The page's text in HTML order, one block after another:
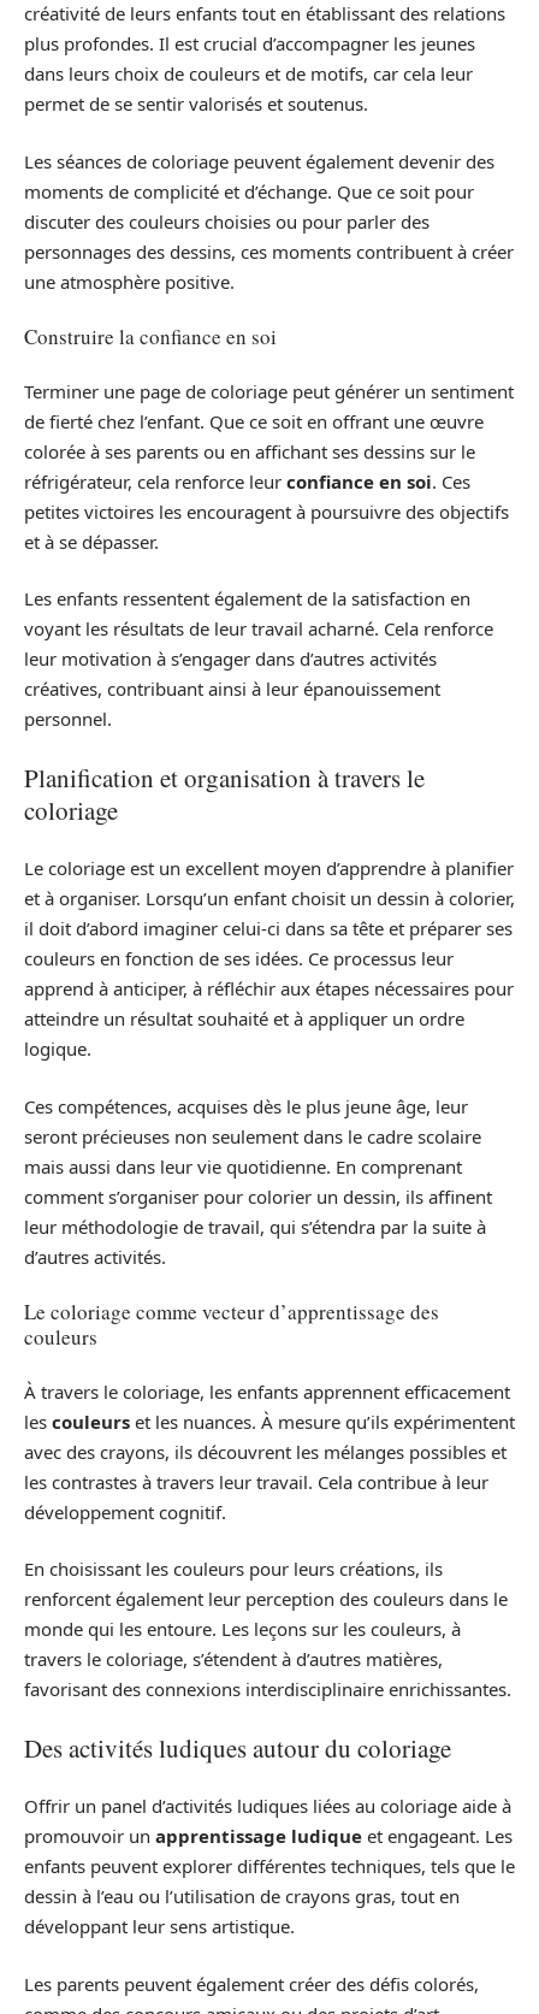
créativité de leurs enfants tout en établissant des relations
plus profondes. Il est crucial d’accompagner les jeunes
dans leurs choix de couleurs et de motifs, car cela leur
permet de se sentir valorisés et soutenus.
Les séances de coloriage peuvent également devenir des
moments de complicité et d’échange. Que ce soit pour
discuter des couleurs choisies ou pour parler des
personnages des dessins, ces moments contribuent à créer
une atmosphère positive.
Construire la confiance en soi
Terminer une page de coloriage peut générer un sentiment
de fierté chez l’enfant. Que ce soit en offrant une œuvre
colorée à ses parents ou en affichant ses dessins sur le
réfrigérateur, cela renforce leur confiance en soi. Ces
petites victoires les encouragent à poursuivre des objectifs
et à se dépasser.
Les enfants ressentent également de la satisfaction en
voyant les résultats de leur travail acharné. Cela renforce
leur motivation à s’engager dans d’autres activités
créatives, contribuant ainsi à leur épanouissement
personnel.
Planification et organisation à travers le
coloriage
Le coloriage est un excellent moyen d’apprendre à planifier
et à organiser. Lorsqu’un enfant choisit un dessin à colorier,
il doit d’abord imaginer celui-ci dans sa tête et préparer ses
couleurs en fonction de ses idées. Ce processus leur
apprend à anticiper, à réfléchir aux étapes nécessaires pour
atteindre un résultat souhaité et à appliquer un ordre
logique.
Ces compétences, acquises dès le plus jeune âge, leur
seront précieuses non seulement dans le cadre scolaire
mais aussi dans leur vie quotidienne. En comprenant
comment s’organiser pour colorier un dessin, ils affinent
leur méthodologie de travail, qui s’étendra par la suite à
d’autres activités.
Le coloriage comme vecteur d’apprentissage des
couleurs
À travers le coloriage, les enfants apprennent efficacement
les couleurs et les nuances. À mesure qu’ils expérimentent
avec des crayons, ils découvrent les mélanges possibles et
les contrastes à travers leur travail. Cela contribue à leur
développement cognitif.
En choisissant les couleurs pour leurs créations, ils
renforcent également leur perception des couleurs dans le
monde qui les entoure. Les leçons sur les couleurs, à
travers le coloriage, s’étendent à d’autres matières,
favorisant des connexions interdisciplinaire enrichissantes.
Des activités ludiques autour du coloriage
Offrir un panel d’activités ludiques liées au coloriage aide à
promouvoir un apprentissage ludique et engageant. Les
enfants peuvent explorer différentes techniques, tels que le
dessin à l’eau ou l’utilisation de crayons gras, tout en
développant leur sens artistique.
Les parents peuvent également créer des défis colorés,